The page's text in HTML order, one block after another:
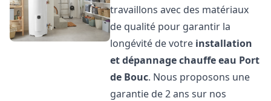
travaillons avec des matériaux
de qualité pour garantir la
longévité de votre installation
et dépannage chauffe eau Port
de Bouc. Nous proposons une
garantie de 2 ans sur nos